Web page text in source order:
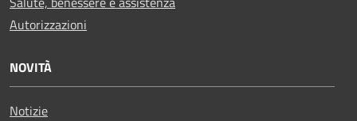
Autorizzazioni
NOVITÀ
Notizie